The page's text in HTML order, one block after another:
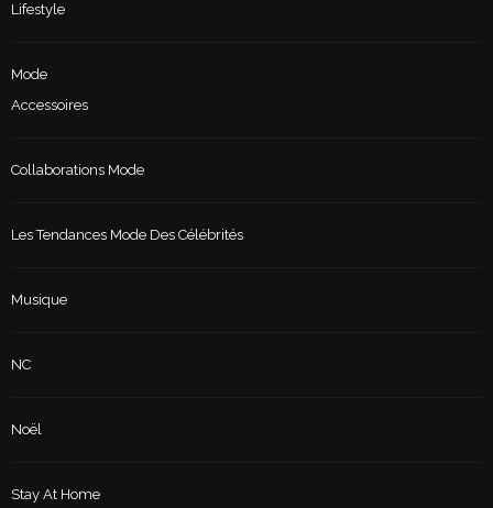
Lifestyle
Mode
Accessoires
Collaborations Mode
Les Tendances Mode Des Célébrités
Musique
NC
Noël
Stay At Home